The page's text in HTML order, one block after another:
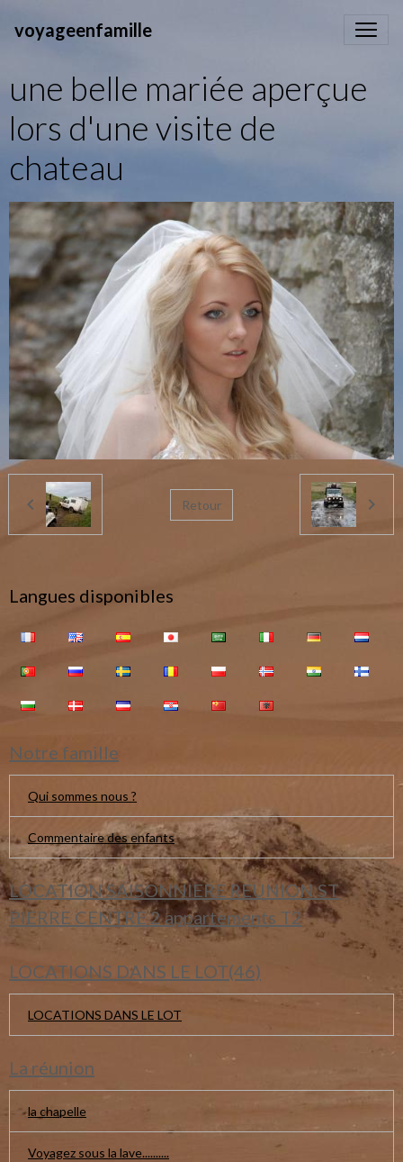
voyageenfamille
une belle mariée aperçue
lors d'une visite de
chateau
Retour
Langues disponibles
Notre famille
Qui sommes nous ?
Commentaire des enfants
LOCATION SAISONNIERE REUNION ST
PIERRE CENTRE 2 appartements T2
LOCATIONS DANS LE LOT(46)
LOCATIONS DANS LE LOT
La réunion
la chapelle
Voyagez sous la lave..........